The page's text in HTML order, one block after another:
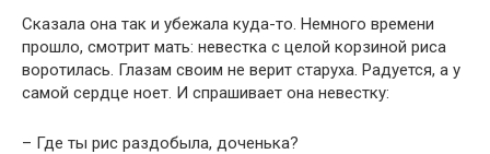
Сказала она так и убежала куда-то. Немного времени
прошло, смотрит мать: невестка с целой корзиной риса
воротилась. Глазам своим не верит старуха. Радуется, а у
самой сердце ноет. И спрашивает она невестку:
– Где ты рис раздобыла, доченька?